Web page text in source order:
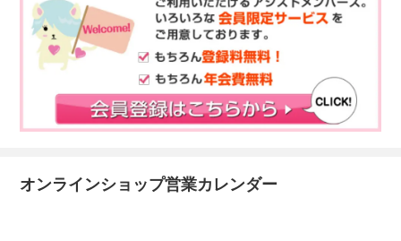
オンラインショップ営業カレンダー